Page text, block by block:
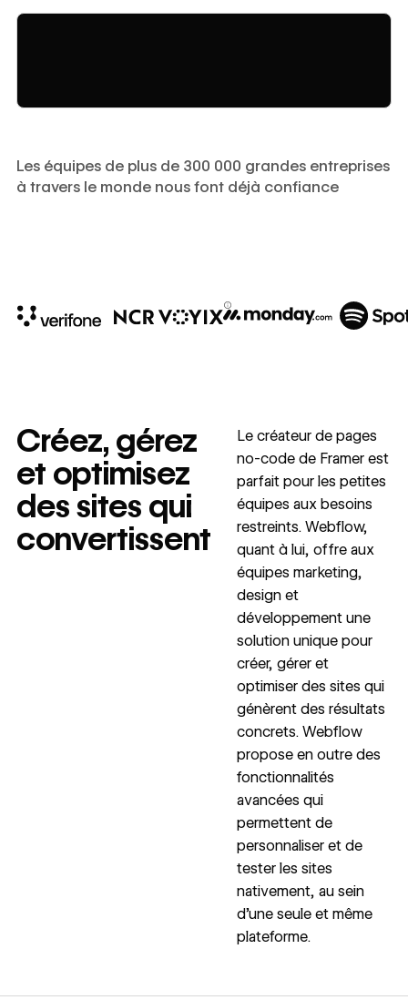
Les équipes de plus de 300 000 grandes entreprises
à travers le monde nous font déjà confiance
Read
story
Créez, gérez
et optimisez
des sites qui
convertissent
Le créateur de pages
no-code de Framer est
parfait pour les petites
équipes aux besoins
restreints. Webflow,
quant à lui, offre aux
équipes marketing,
design et
développement une
solution unique pour
créer, gérer et
optimiser des sites qui
génèrent des résultats
concrets. Webflow
propose en outre des
fonctionnalités
avancées qui
permettent de
personnaliser et de
tester les sites
nativement, au sein
d’une seule et même
plateforme.